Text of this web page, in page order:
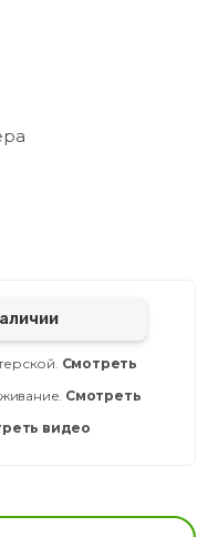
Смотреть
Смотреть
видео
инструментов